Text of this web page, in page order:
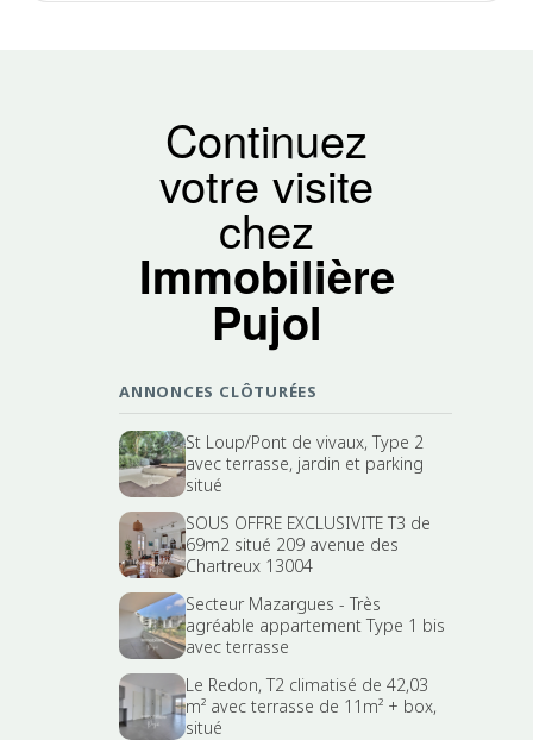
Continuez
votre visite
chez
Immobilière
Pujol
ANNONCES CLÔTURÉES
St Loup/Pont de vivaux, Type 2
avec terrasse, jardin et parking
situé
SOUS OFFRE EXCLUSIVITE T3 de
69m2 situé 209 avenue des
Chartreux 13004
Secteur Mazargues - Très
agréable appartement Type 1 bis
avec terrasse
Le Redon, T2 climatisé de 42,03
m² avec terrasse de 11m² + box,
situé